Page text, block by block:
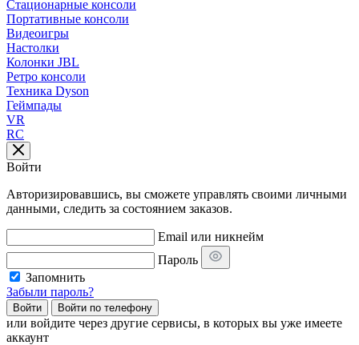
Стационарные консоли
Портативные консоли
Видеоигры
Настолки
Колонки JBL
Ретро консоли
Техника Dyson
Геймпады
VR
RC
Войти
Авторизировавшись, вы сможете управлять своими личными
данными, следить за состоянием заказов.
Email или никнейм
Пароль
Запомнить
Забыли пароль?
Войти Войти по телефону
или войдите через другие сервисы, в которых вы уже имеете
аккаунт